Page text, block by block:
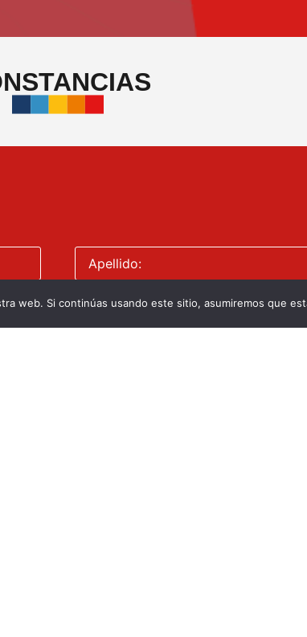
web. Si continúas usando este sitio, asumiremos que